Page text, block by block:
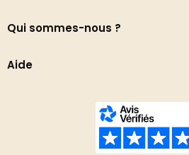
Qui sommes-nous ?
Aide